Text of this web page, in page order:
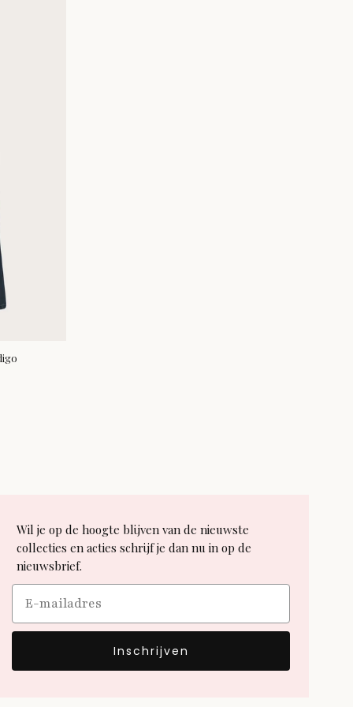
Wil je op de hoogte blijven van de nieuwste
collecties en acties schrijf je dan nu in op de
nieuwsbrief.
Email
Inschrijven